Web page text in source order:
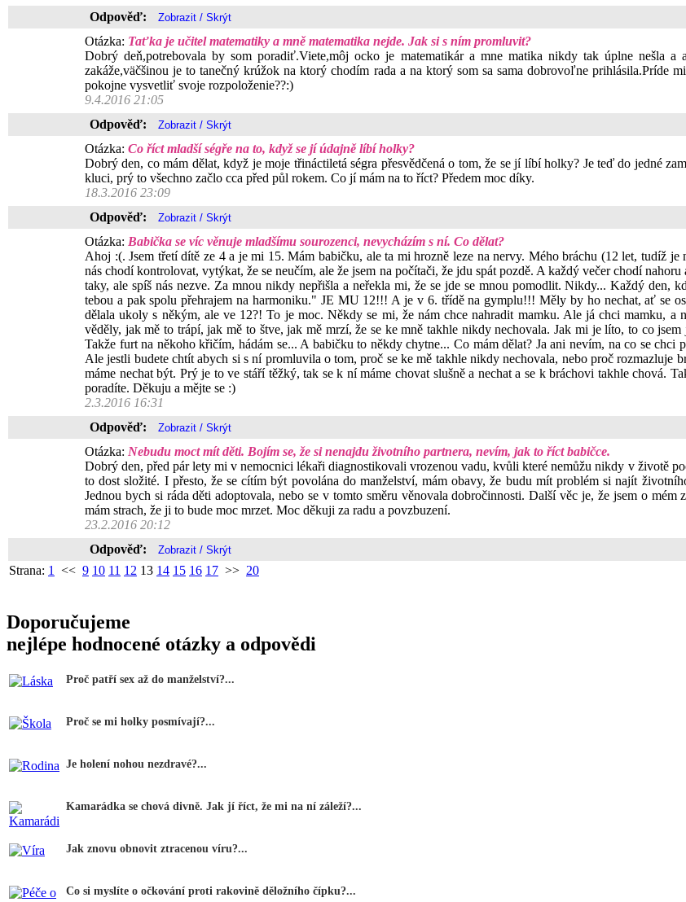
Odpověď:
Otázka: Taťka je učitel matematiky a mně matematika nejde. Jak si s ním promluvit?
Dobrý deň,potrebovala by som poradiť.Viete,môj ocko je matematikár a mne matika nikdy tak úplne nešla
zakáže,väčšinou je to tanečný krúžok na ktorý chodím rada a na ktorý som sa sama dobrovoľne prihlásila.Príde
pokojne vysvetliť svoje rozpoloženie??:)
9.4.2016 21:05
Odpověď:
Otázka: Co říct mladší ségře na to, když se jí údajně líbí holky?
Dobrý den, co mám dělat, když je moje třináctiletá ségra přesvědčená o tom, že se jí líbí holky? Je teď do jedné
kluci, prý to všechno začlo cca před půl rokem. Co jí mám na to říct? Předem moc díky.
18.3.2016 23:09
Odpověď:
Otázka: Babička se víc věnuje mladšímu sourozenci, nevycházím s ní. Co dělat?
Ahoj :(. Jsem třetí dítě ze 4 a je mi 15. Mám babičku, ale ta mi hrozně leze na nervy. Mého bráchu (12 let, tudíž
nás chodí kontrolovat, vytýkat, že se neučím, ale že jsem na počítači, že jdu spát pozdě. A každý večer chodí
taky, ale spíš nás nezve. Za mnou nikdy nepřišla a neřekla mi, že se jde se mnou pomodlit. Nikdy... Každý
tebou a pak spolu přehrajem na harmoniku." JE MU 12!!! A je v 6. třídě na gymplu!!! Měly by ho nechat, ať se
dělala ukoly s někým, ale ve 12?! To je moc. Někdy se mi, že nám chce nahradit mamku. Ale já chci mamku,
věděly, jak mě to trápí, jak mě to štve, jak mě mrzí, že se ke mně takhle nikdy nechovala. Jak mi je líto, to co
Takže furt na někoho křičím, hádám se... A babičku to někdy chytne... Co mám dělat? Ja ani nevím, na co se
Ale jestli budete chtít abych si s ní promluvila o tom, proč se ke mě takhle nikdy nechovala, nebo proč rozmazluje
máme nechat být. Prý je to ve stáří těžký, tak se k ní máme chovat slušně a nechat a se k bráchovi takhle chová.
poradíte. Děkuju a mějte se :)
2.3.2016 16:31
Odpověď:
Otázka: Nebudu moct mít děti. Bojím se, že si nenajdu životního partnera, nevím, jak to říct babičce.
Dobrý den, před pár lety mi v nemocnici lékaři diagnostikovali vrozenou vadu, kvůli které nemůžu nikdy v životě
to dost složité. I přesto, že se cítím být povolána do manželství, mám obavy, že budu mít problém si najít
Jednou bych si ráda děti adoptovala, nebo se v tomto směru věnovala dobročinnosti. Další věc je, že jsem o
mám strach, že ji to bude moc mrzet. Moc děkuji za radu a povzbuzení.
23.2.2016 20:12
Odpověď:
Strana: 1 << 9 10 11 12 13 14 15 16 17 >> 20
Doporučujeme
nejlépe hodnocené otázky a odpovědi
Proč patří sex až do manželství?...
Proč se mi holky posmívají?...
Je holení nohou nezdravé?...
Kamarádka se chová divně. Jak jí říct, že mi na ní záleží?...
Jak znovu obnovit ztracenou víru?...
Co si myslíte o očkování proti rakovině děložního čípku?...